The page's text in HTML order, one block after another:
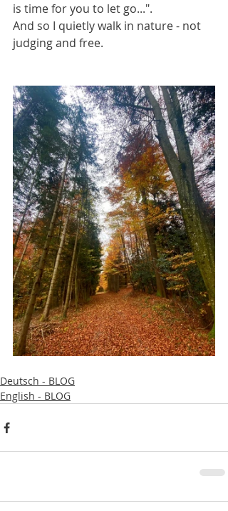
is time for you to let go...".
And so I quietly walk in nature - not
judging and free.
Deutsch - BLOG
English - BLOG